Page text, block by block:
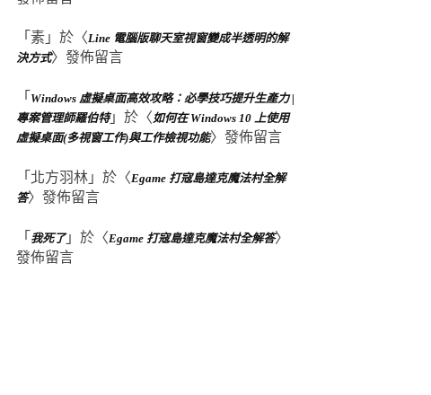
「 素 」於〈Line 電腦版聊天室視窗變成半透明的解
決方式〉發佈留言
「 Windows 虛擬桌面高效攻略：必學技巧提升生產力 |
專案管理師羅伯特」於〈 如何在 Windows 10 上使用
虛擬桌面(多視窗工作)與工作檢視功能〉發佈留言
「 北方羽林 」於〈Egame 打寇島達克魔法村全解
答〉發佈留言
「 我死了」於〈Egame 打寇島達克魔法村全解答〉
發佈留言